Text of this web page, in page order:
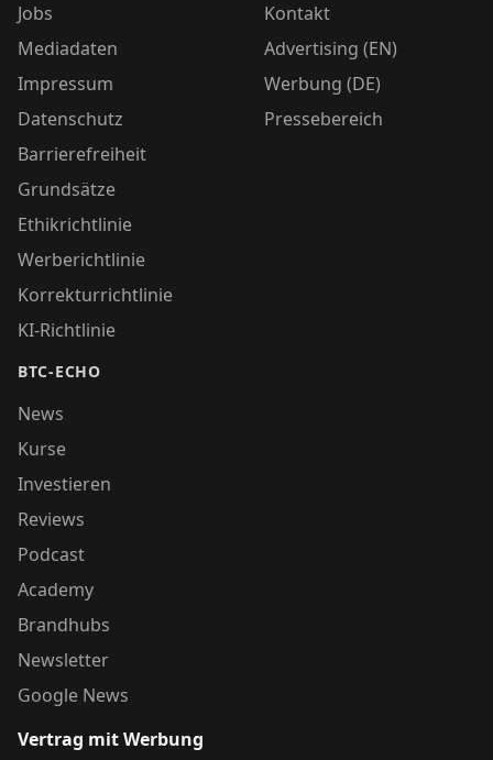
Jobs
Mediadaten
Impressum
Datenschutz
Barrierefreiheit
Grundsätze
Ethikrichtlinie
Werberichtlinie
Korrekturrichtlinie
KI-Richtlinie
BTC-ECHO
News
Kurse
Investieren
Reviews
Podcast
Academy
Brandhubs
Newsletter
Google News
Kontakt
Advertising (EN)
Werbung (DE)
Pressebereich
Vertrag mit Werbung